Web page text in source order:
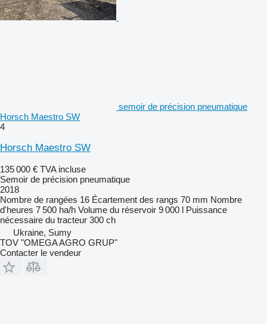
semoir de précision pneumatique
Horsch Maestro SW
4
Horsch Maestro SW
135 000 € TVA incluse
Semoir de précision pneumatique
2018
Nombre de rangées 16 Écartement des rangs 70 mm Nombre
d'heures 7 500 ha/h Volume du réservoir 9 000 l Puissance
nécessaire du tracteur 300 ch
Ukraine, Sumy
TOV "OMEGA AGRO GRUP"
Contacter le vendeur